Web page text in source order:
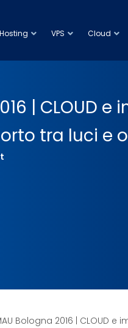
Hosting VPS Cloud
| CLOUD e
tra luci e
Bologna 2016 | CLOUD